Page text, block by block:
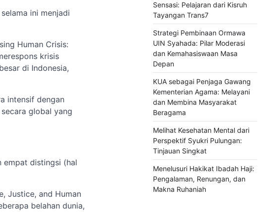
ini menjadi
Human Crisis:
krisis
di Indonesia,
intensif dengan
global yang
empat distingsi (hal
Justice, and Human
belahan dunia,
Sensasi: Pelajaran dari Kisruh
Tayangan Trans7
Strategi Pembinaan Ormawa
UIN Syahada: Pilar Moderasi
dan Kemahasiswaan Masa
Depan
KUA sebagai Penjaga Gawang
Kementerian Agama: Melayani
dan Membina Masyarakat
Beragama
Melihat Kesehatan Mental dari
Perspektif Syukri Pulungan:
Tinjauan Singkat
Menelusuri Hakikat Ibadah Haji:
Pengalaman, Renungan, dan
Makna Ruhaniah